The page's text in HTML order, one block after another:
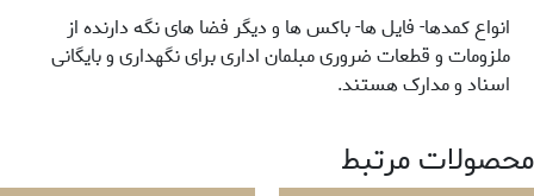
انواع کمدها- فایل ها- باکس ها و دیگر فضا های نگه دارنده از
ملزومات و قطعات ضروری مبلمان اداری برای نگهداری و بایگانی
اسناد و مدارک هستند.
محصولات مرتبط